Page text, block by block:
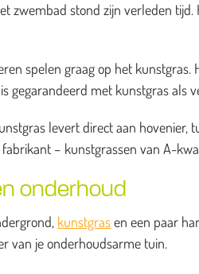
zwembad stond zijn verleden
spelen graag op het kunstgras.
gegarandeerd met kunstgras als
levert direct aan hovenier,
– kunstgrassen van A-
onderhoud
kunstgrasen een paar
van je onderhoudsarme tuin.